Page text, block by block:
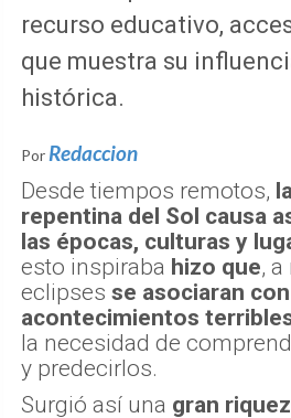
recurso educativo,
que muestra su
histórica.
Por Redaccion
Desde tiempos remotos,
repentina del Sol causa
las épocas, culturas y
esto inspiraba hizo que,
eclipses se asociaran con
acontecimientos
la necesidad de
y predecirlos.
Surgió así una gran